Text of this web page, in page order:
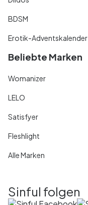
BDSM
Erotik-Adventskalender
Beliebte Marken
Womanizer
LELO
Satisfyer
Fleshlight
Alle Marken
Sinful folgen